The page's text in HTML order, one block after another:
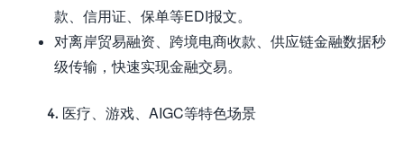
款、信用证、保单等EDI报文。
对离岸贸易融资、跨境电商收款、供应链金融数据秒
级传输，快速实现金融交易。
4. 医疗、游戏、AIGC等特色场景